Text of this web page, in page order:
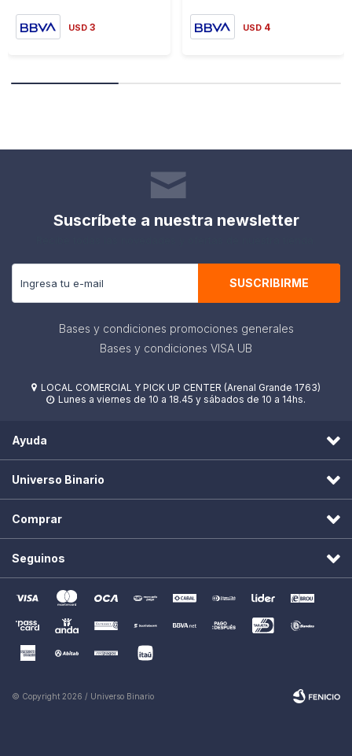
USD 3 USD 4
Suscríbete a nuestra newsletter
SUSCRIBIRME
Bases y condiciones promociones generales
Bases y condiciones VISA UB
 LOCAL COMERCIAL Y PICK UP CENTER (Arenal Grande 1763)
 Lunes a viernes de 10 a 18.45 y sábados de 10 a 14hs.
Ayuda
Universo Binario
Comprar
Seguinos
© Copyright 2026 / Universo Binario